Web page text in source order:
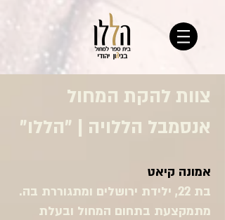
צוות להקת המחול
אנסמבל הללויה | "הללו"
אמונה קיאט
בת 22, ילידת ירושלים ומתגוררת בה.
מתמקצעת בתחום המחול ובעלת